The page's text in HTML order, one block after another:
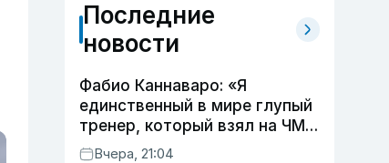
Последние
новости
Фабио Каннаваро: «Я
единственный в мире глупый
тренер, который взял на ЧМ
футболиста с травмой»
Вчера, 21:04